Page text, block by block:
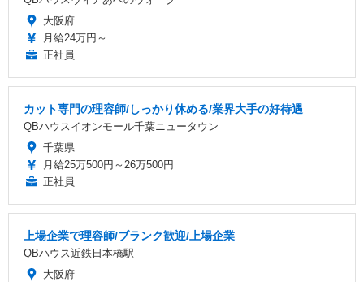
大阪府
月給24万円～
正社員
カット専門の理容師/しっかり休める/業界大手の好待遇
QBハウスイオンモール千葉ニュータウン
千葉県
月給25万500円～26万500円
正社員
上場企業で理容師/ブランク歓迎/上場企業
QBハウス近鉄日本橋駅
大阪府